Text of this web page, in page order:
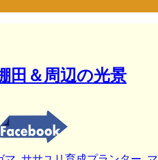
田＆周辺の光景